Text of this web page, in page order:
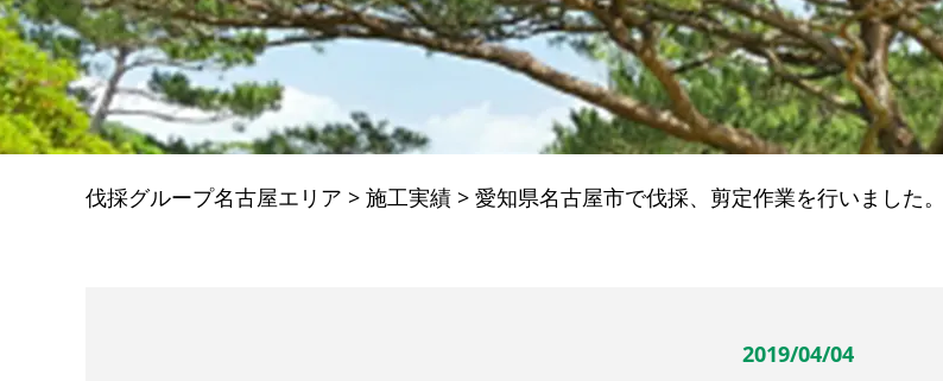
伐採グループ名古屋エリア > 施工実績 > 愛知県名古屋市で伐採、剪定作業を行いました。
2019/04/04